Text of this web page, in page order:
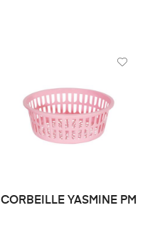
CORBEILLE YASMINE PM